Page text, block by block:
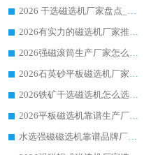
2026 干选磁选机厂家盘点_华体会手机网页版-华体会(中国) 靠谱品牌选型指南
2026有实力的磁选机厂家推荐_华体会手机网页版-华体会(中国) _行业标杆与优质厂商盘点
2026强磁滚筒生产厂家怎么选?行业口碑推荐华体会手机网页版-华体会(中国)
2026石英砂平板磁选机厂家推荐 华体会手机网页版-华体会(中国) 技术实力备受行业认可
2026铁矿干选磁选机怎么选?源头厂家华体会手机网页版-华体会(中国) ，用实力说话
2026平板磁选机靠谱生产厂家怎么选?行业标杆华体会手机网页版-华体会(中国) ，凭硬实力脱颖而出
水选强磁磁选机靠谱品牌厂家推荐：华体会手机网页版-华体会(中国) ，技术实力与口碑双在线